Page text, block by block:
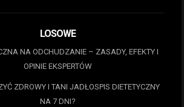
LOSOWE
NA ODCHUDZANIE – ZASADY, EFEKTY I
OPINIE EKSPERTÓW
ZDROWY I TANI JADŁOSPIS DIETETYCZNY
NA 7 DNI?